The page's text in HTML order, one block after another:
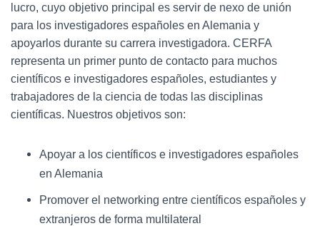
lucro, cuyo objetivo principal es servir de nexo de unión
para los investigadores españoles en Alemania y
apoyarlos durante su carrera investigadora. CERFA
representa un primer punto de contacto para muchos
científicos e investigadores españoles, estudiantes y
trabajadores de la ciencia de todas las disciplinas
científicas. Nuestros objetivos son:
Apoyar a los científicos e investigadores españoles
en Alemania
Promover el networking entre científicos españoles y
extranjeros de forma multilateral